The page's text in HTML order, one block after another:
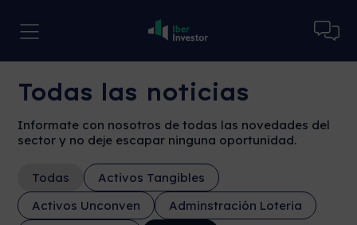
Todas las noticias
Informate con nosotros de todas las novedades del
sector y no deje escapar ninguna oportunidad.
Todas
Activos Tangibles
Activos Unconven
Adminstración Loteria